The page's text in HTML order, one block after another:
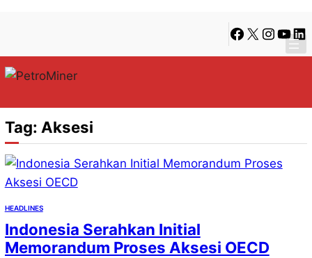
konten
content
Facebook
X Instagram
Tag: Aksesi
HEADLINES
Indonesia Serahkan Initial
Memorandum Proses Aksesi OECD